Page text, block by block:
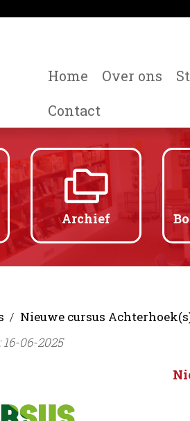
Home Over ons
Contact
Archief
Nieuwe cursus
06-2025